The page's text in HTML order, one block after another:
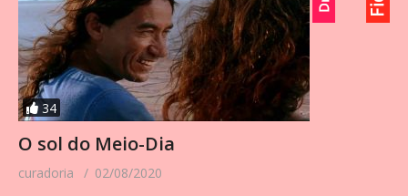
34
O sol do Meio-Dia
curadoria 02/08/2020